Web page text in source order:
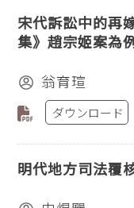
宋代訴訟中的
集》趙宗姬案為
翁育瑄
ダウンロード
明代地方司法覆